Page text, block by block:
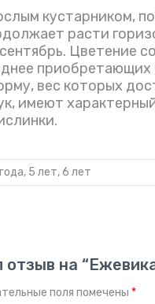
кустарником,
расти
Цветение
вес которых
имеют
5 лет, 6 лет
на
поля помечены *